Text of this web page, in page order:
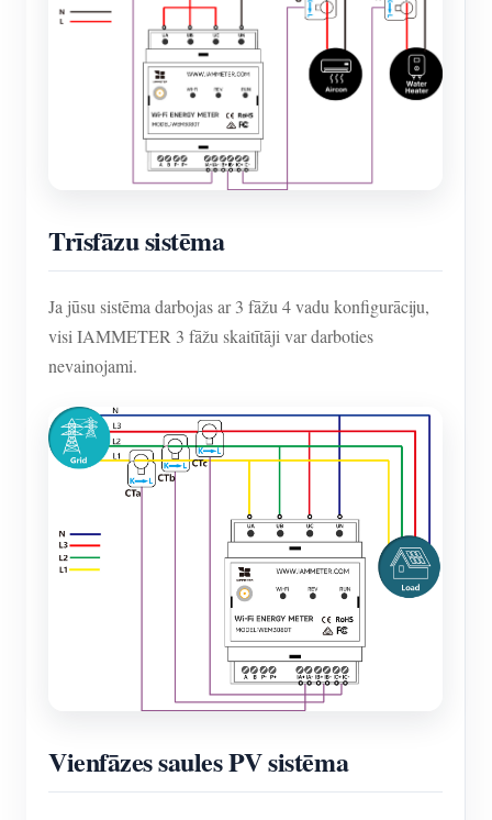
Trīsfāzu sistēma
Ja jūsu sistēma darbojas ar 3 fāžu 4 vadu konfigurāciju,
visi IAMMETER 3 fāžu skaitītāji var darboties
nevainojami.
Vienfāzes saules PV sistēma